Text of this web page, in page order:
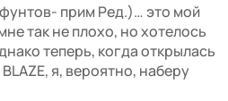
прим Ред.)… это мой
так не плохо, но хотелось
теперь, когда открылась
я, вероятно, наберу